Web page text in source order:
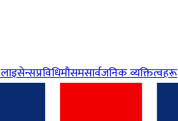
लाइसेन्सप्रविधिमौसमसार्वजनिक व्यक्तित्वहरू